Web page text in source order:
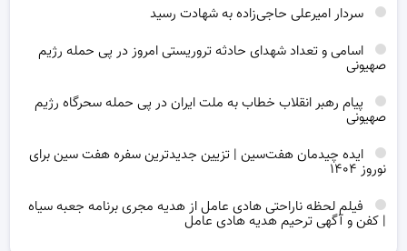
سردار امیرعلی حاجی‌زاده به شهادت رسید
اسامی و تعداد شهدای حادثه تروریستی امروز در پی حمله رژیم
صهیونی
پیام رهبر انقلاب خطاب به ملت ایران در پی حمله سحرگاه رژیم
صهیونی
ایده چیدمان هفت‌سین | تزیین جدیدترین سفره هفت سین برای
نوروز ۱۴۰۴
فیلم لحظه ناراحتی هادی عامل از هدیه مجری برنامه جعبه سیاه
| کفن و آگهی ترحیم هدیه هادی عامل